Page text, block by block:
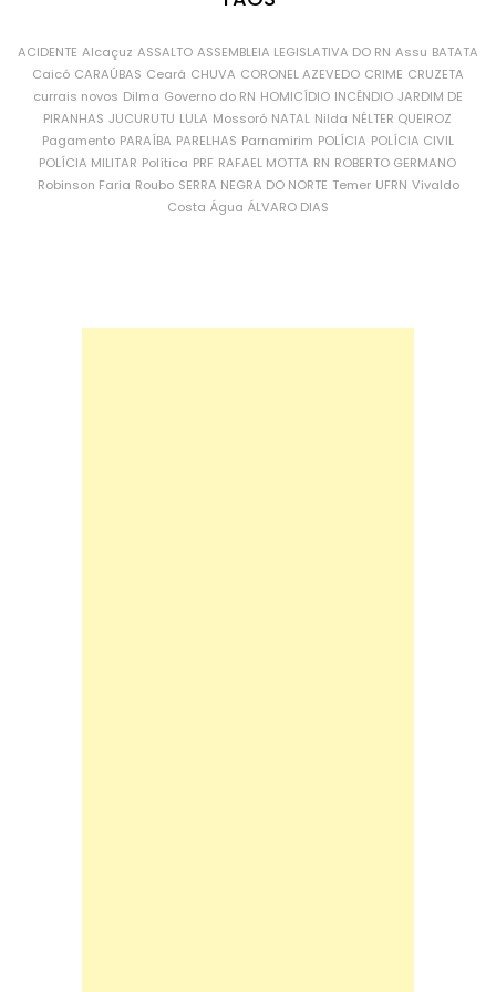
ACIDENTE Alcaçuz ASSALTO ASSEMBLEIA LEGISLATIVA DO RN Assu BATATA
Caicó CARAÚBAS Ceará CHUVA CORONEL AZEVEDO CRIME CRUZETA
currais novos Dilma Governo do RN HOMICÍDIO INCÊNDIO JARDIM DE
PIRANHAS JUCURUTU LULA Mossoró NATAL Nilda NÉLTER QUEIROZ
Pagamento PARAÍBA PARELHAS Parnamirim POLÍCIA POLÍCIA CIVIL
POLÍCIA MILITAR Política PRF RAFAEL MOTTA RN ROBERTO GERMANO
Robinson Faria Roubo SERRA NEGRA DO NORTE Temer UFRN Vivaldo
Costa Água ÁLVARO DIAS